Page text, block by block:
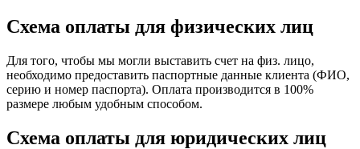
Схема оплаты для физических лиц
Для того, чтобы мы могли выставить счет на физ. лицо,
необходимо предоставить паспортные данные клиента (ФИО,
серию и номер паспорта). Оплата производится в 100%
размере любым удобным способом.
Схема оплаты для юридических лиц